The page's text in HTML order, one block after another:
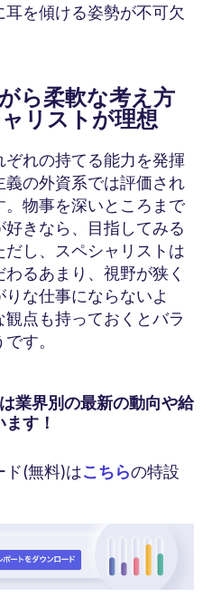
を傾ける姿勢が不可欠
ら柔軟な考え方
リストが理想
ぞれの持てる能力を発揮
義の外資系では評価され
物事を深いところまで
きなら、目指してみる
し、スペシャリストは
るあまり、視野が狭く
な仕事にならないよ
点も持っておくとバラ
す。
業界別の最新の動向や給
す！
ド(無料)はこちらの特設